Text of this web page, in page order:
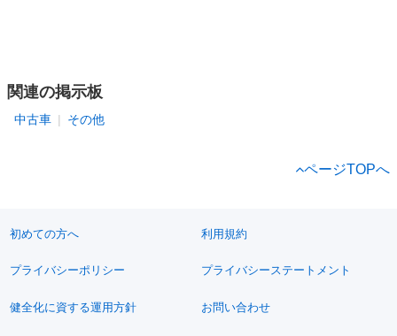
関連の掲示板
中古車 その他
ページTOPへ
初めての方へ 利用規約
プライバシーポリシー プライバシーステートメント
健全化に資する運用方針 お問い合わせ